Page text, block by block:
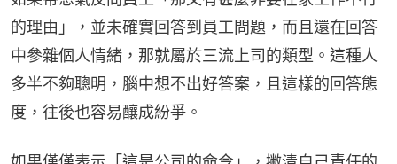
的理由」，並未確實回答到員工問題，而且還在回答
中參雜個人情緒，那就屬於三流上司的類型。這種人
多半不夠聰明，腦中想不出好答案，且這樣的回答態
度，往後也容易釀成紛爭。